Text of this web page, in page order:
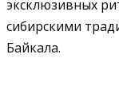
эксклюзивных
сибирскими
Байкала.